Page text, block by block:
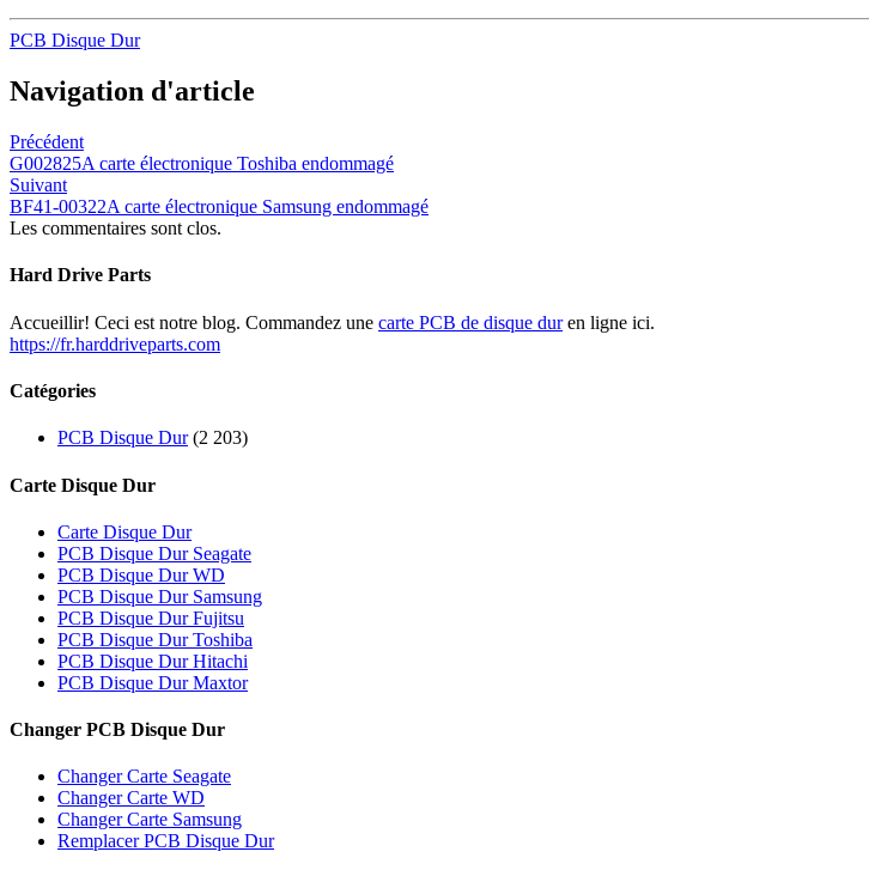
PCB Disque Dur
Navigation d'article
Précédent
G002825A carte électronique Toshiba endommagé
Suivant
BF41-00322A carte électronique Samsung endommagé
Les commentaires sont clos.
Hard Drive Parts
Accueillir! Ceci est notre blog. Commandez une carte PCB de disque duren ligne ici.
https://fr.harddriveparts.com
Catégories
PCB Disque Dur(2 203)
Carte Disque Dur
Carte Disque Dur
PCB Disque Dur Seagate
PCB Disque Dur WD
PCB Disque Dur Samsung
PCB Disque Dur Fujitsu
PCB Disque Dur Toshiba
PCB Disque Dur Hitachi
PCB Disque Dur Maxtor
Changer PCB Disque Dur
Changer Carte Seagate
Changer Carte WD
Changer Carte Samsung
Remplacer PCB Disque Dur